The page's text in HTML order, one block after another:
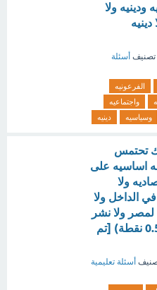
ودينيه ولا
أسئلة
الفرعونيه
واجتماعيه
وسياسيه دينيه
تحتمس
اساسيه على
ولا
الداخل ولا
لمصر ولا نشر
الحضاره الفرعونيه (0.5 نقطة) [تم
أسئلة تعليمية